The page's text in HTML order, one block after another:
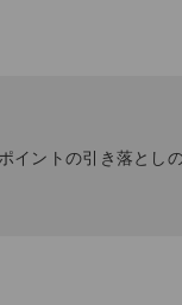
イントの引き落とし